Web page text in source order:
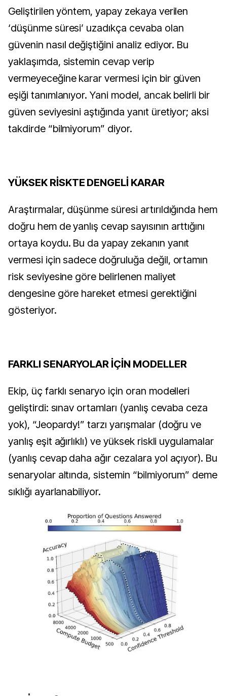
Geliştirilen yöntem, yapay zekaya verilen
‘düşünme süresi’ uzadıkça cevaba olan
güvenin nasıl değiştiğini analiz ediyor. Bu
yaklaşımda, sistemin cevap verip
vermeyeceğine karar vermesi için bir güven
eşiği tanımlanıyor. Yani model, ancak belirli bir
güven seviyesini aştığında yanıt üretiyor; aksi
takdirde “bilmiyorum” diyor.
YÜKSEK RİSKTE DENGELİ KARAR
Araştırmalar, düşünme süresi artırıldığında hem
doğru hem de yanlış cevap sayısının arttığını
ortaya koydu. Bu da yapay zekanın yanıt
vermesi için sadece doğruluğa değil, ortamın
risk seviyesine göre belirlenen maliyet
dengesine göre hareket etmesi gerektiğini
gösteriyor.
FARKLI SENARYOLAR İÇİN MODELLER
Ekip, üç farklı senaryo için oran modelleri
geliştirdi: sınav ortamları (yanlış cevaba ceza
yok), “Jeopardy!” tarzı yarışmalar (doğru ve
yanlış eşit ağırlıklı) ve yüksek riskli uygulamalar
(yanlış cevap daha ağır cezalara yol açıyor). Bu
senaryolar altında, sistemin “bilmiyorum” deme
sıklığı ayarlanabiliyor.